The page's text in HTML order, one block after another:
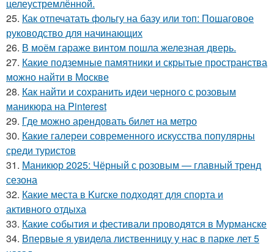
целеустремлённой.
25. Как отпечатать фольгу на базу или топ: Пошаговое
руководство для начинающих
26. В моём гараже винтом пошла железная дверь.
27. Какие подземные памятники и скрытые пространства
можно найти в Москве
28. Как найти и сохранить идеи черного с розовым
маникюра на Pinterest
29. Где можно арендовать билет на метро
30. Какие галереи современного искусства популярны
среди туристов
31. Маникюр 2025: Чёрный с розовым — главный тренд
сезона
32. Какие места в Kurскe подходят для спорта и
активного отдыха
33. Какие события и фестивали проводятся в Мурманске
34. Впервые я увидела лиственницу у нас в парке лет 5